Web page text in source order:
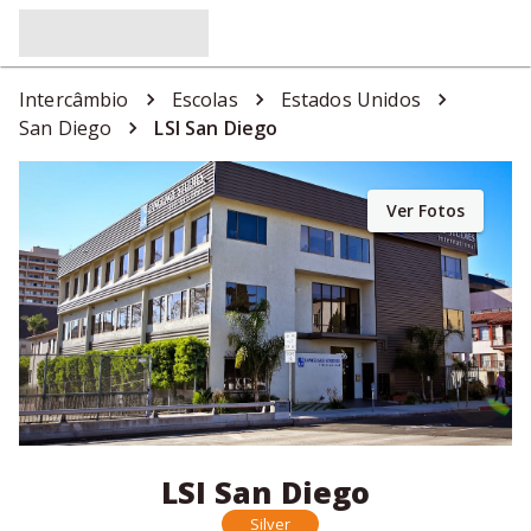
Intercâmbio Escolas
Estados Unidos
San Diego
LSI San Diego
Ver Fotos
LSI San Diego
Silver